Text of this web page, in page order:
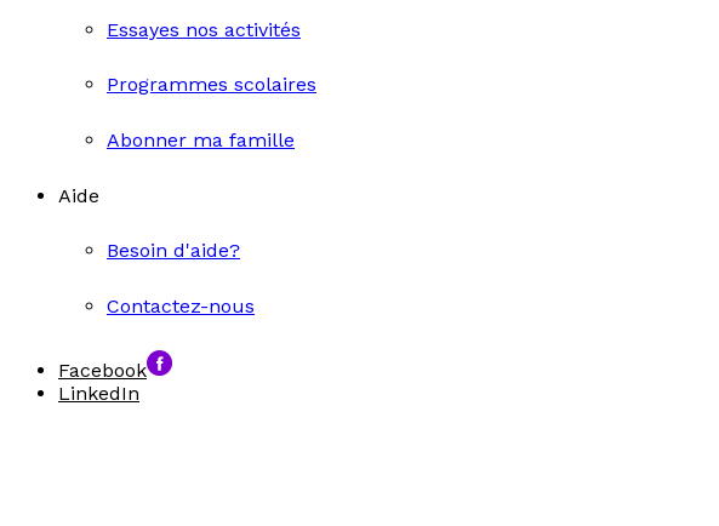
Essayes nos activités
Programmes scolaires
Abonner ma famille
Aide
Besoin d'aide?
Contactez-nous
Facebook
LinkedIn